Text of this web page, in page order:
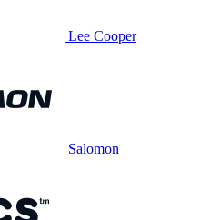
Lee Cooper
Salomon